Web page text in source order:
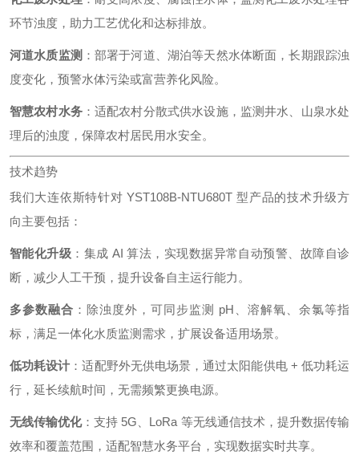
环节浊度，助力工艺优化和达标排放。
河道水质监测 ：部署于河道、湖泊等天然水体断面，长期跟踪浊
度变化，预警水体污染或富营养化风险。
智慧农村水务：适配农村分散式供水设施，监测井水、山泉水处
理后的浊度，保障农村居民用水安全。
技术趋势
我们大连依斯特针对 YST108B-NTU680T 型产品的技术升级方
向主要包括：
智能化升级 ：集成 AI 算法，实现数据异常自动预警、故障自诊
断，减少人工干预，提升设备自主运行能力。
多参数融合 ：除浊度外，可同步监测 pH、溶解氧、余氯等指
标，满足一体化水质监测需求，扩展设备适用场景。
低功耗设计 ：适配野外无供电场景，通过太阳能供电 + 低功耗运
行，延长续航时间，无需频繁更换电源。
无线传输优化：支持 5G、LoRa 等无线通信技术，提升数据传输
效率和覆盖范围，适配智慧水务平台，实现数据实时共享。